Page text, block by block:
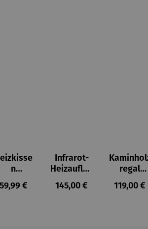
n
deckung
Regulärer Preis:
59,99 €
Infrarot-
Heizauflag
e
Regulärer Preis:
145,00 €
regal
Kalifornie
n
119,00 €